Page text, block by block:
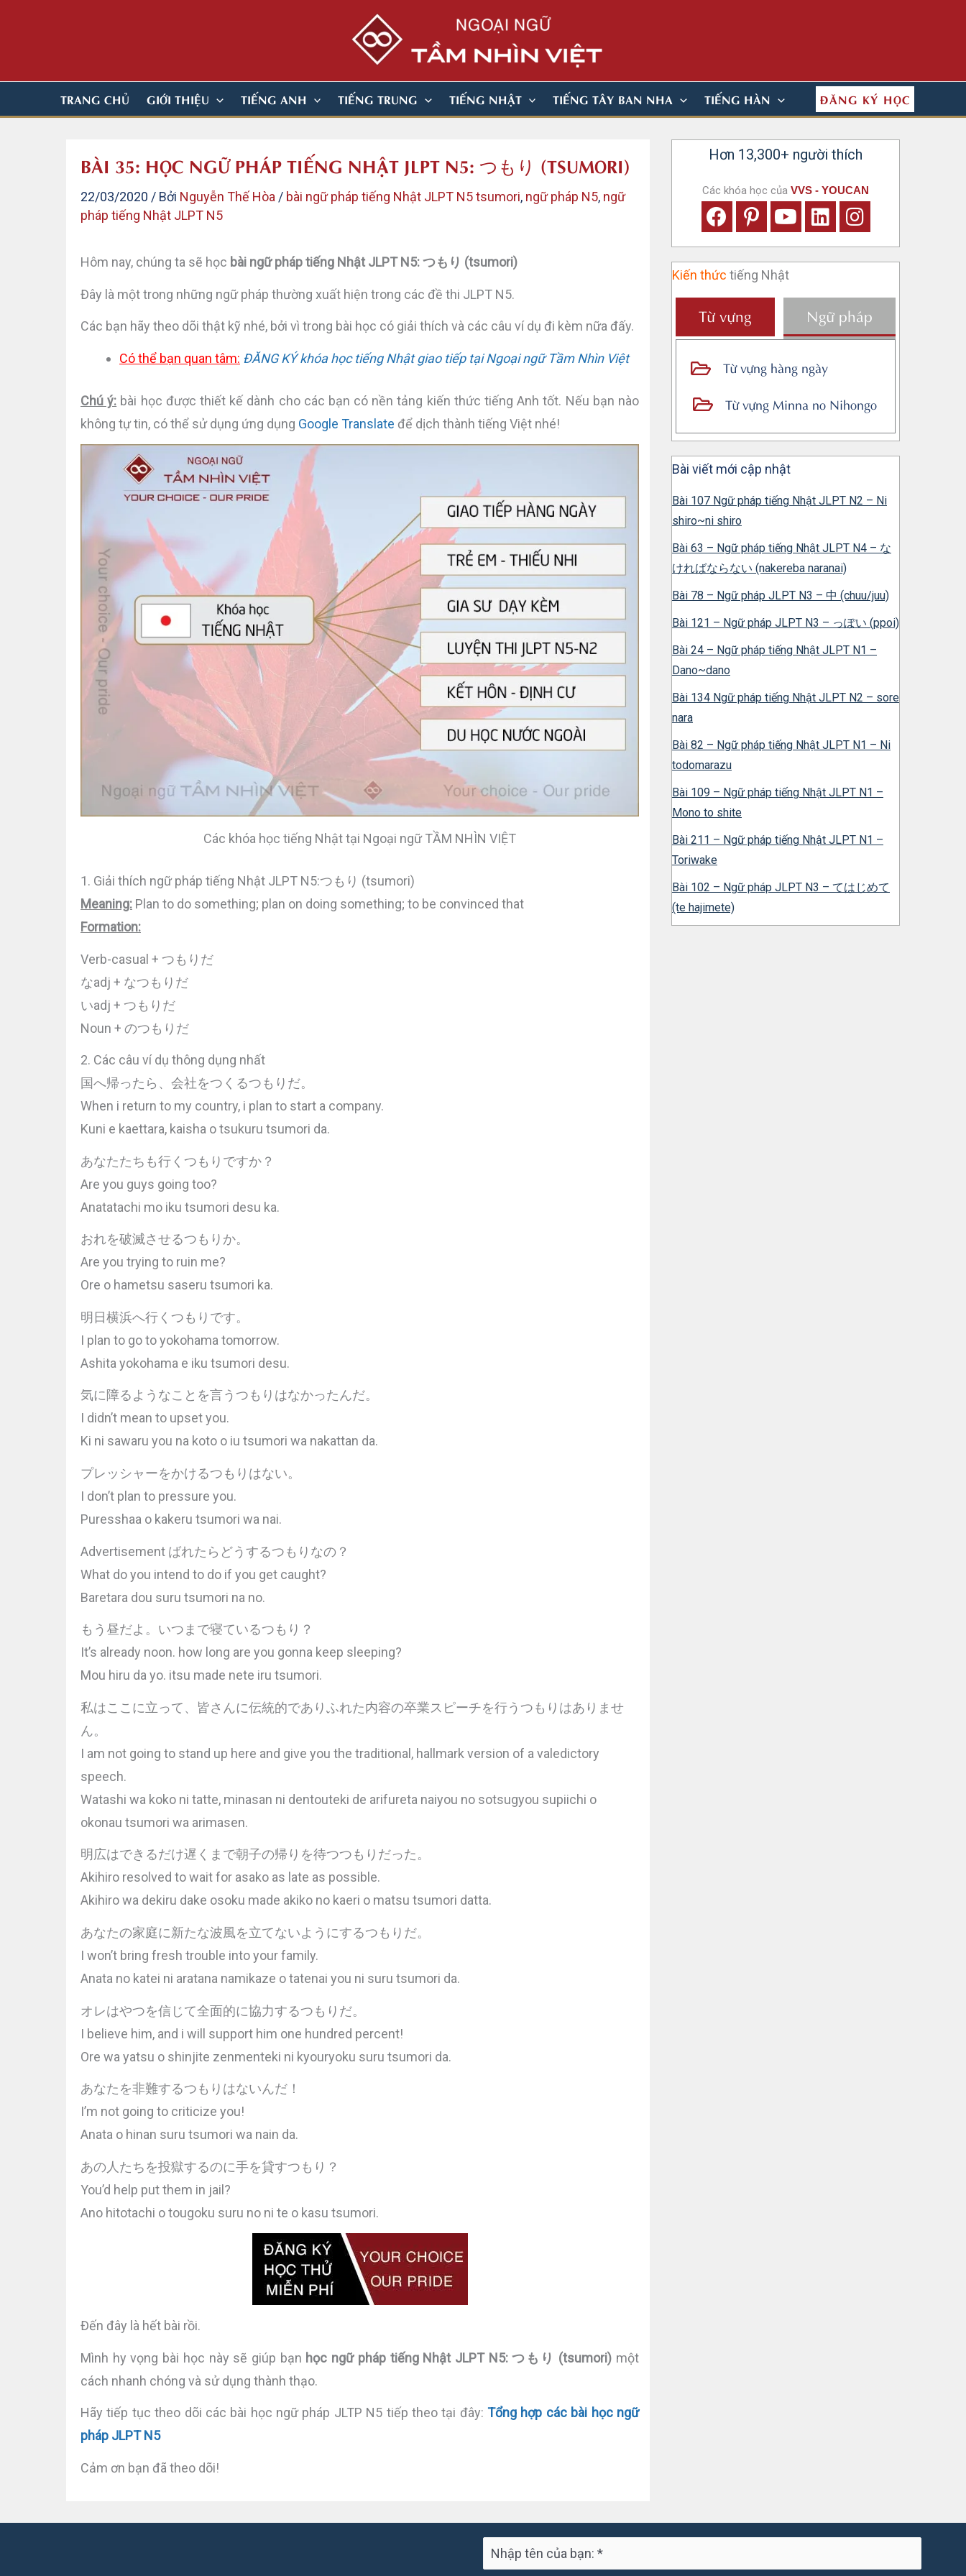
dung
TRANG CHỦ GIỚI THIỆU TIẾNG ANH TIẾNG TRUNG TIẾNG NHẬT TIẾNG TÂY BAN NHA TIẾNG HÀN ĐĂNG KÝ HỌC
BÀI 35: HỌC NGỮ PHÁP TIẾNG NHẬT JLPT N5: つもり (TSUMORI)
22/03/2020 / Bởi Nguyễn Thế Hòa / bài ngữ pháp tiếng Nhật JLPT N5 tsumori, ngữ pháp N5, ngữ
pháp tiếng Nhật JLPT N5
Hôm nay, chúng ta sẽ học bài ngữ pháp tiếng Nhật JLPT N5: つもり (tsumori)
Đây là một trong những ngữ pháp thường xuất hiện trong các đề thi JLPT N5.
Các bạn hãy theo dõi thật kỹ nhé, bởi vì trong bài học có giải thích và các câu ví dụ đi kèm nữa đấy.
Có thể bạn quan tâm: ĐĂNG KÝ khóa học tiếng Nhật giao tiếp tại Ngoại ngữ Tầm Nhìn Việt
Chú ý: bài học được thiết kế dành cho các bạn có nền tảng kiến thức tiếng Anh tốt. Nếu bạn nào
không tự tin, có thể sử dụng ứng dụng Google Translate để dịch thành tiếng Việt nhé!
Các khóa học tiếng Nhật tại Ngoại ngữ TẦM NHÌN VIỆT
1. Giải thích ngữ pháp tiếng Nhật JLPT N5:つもり (tsumori)
Meaning: Plan to do something; plan on doing something; to be convinced that
Formation:
Verb-casual + つもりだ
なadj + なつもりだ
いadj + つもりだ
Noun + のつもりだ
2. Các câu ví dụ thông dụng nhất
国へ帰ったら、会社をつくるつもりだ。
When i return to my country, i plan to start a company.
Kuni e kaettara, kaisha o tsukuru tsumori da.
あなたたちも行くつもりですか？
Are you guys going too?
Anatatachi mo iku tsumori desu ka.
おれを破滅させるつもりか。
Are you trying to ruin me?
Ore o hametsu saseru tsumori ka.
明日横浜へ行くつもりです。
I plan to go to yokohama tomorrow.
Ashita yokohama e iku tsumori desu.
気に障るようなことを言うつもりはなかったんだ。
I didn’t mean to upset you.
Ki ni sawaru you na koto o iu tsumori wa nakattan da.
プレッシャーをかけるつもりはない。
I don’t plan to pressure you.
Puresshaa o kakeru tsumori wa nai.
Advertisement ばれたらどうするつもりなの？
What do you intend to do if you get caught?
Baretara dou suru tsumori na no.
もう昼だよ。いつまで寝ているつもり？
It’s already noon. how long are you gonna keep sleeping?
Mou hiru da yo. itsu made nete iru tsumori.
私はここに立って、皆さんに伝統的でありふれた内容の卒業スピーチを行うつもりはありませ
ん。
I am not going to stand up here and give you the traditional, hallmark version of a valedictory
speech.
Watashi wa koko ni tatte, minasan ni dentouteki de arifureta naiyou no sotsugyou supiichi o
okonau tsumori wa arimasen.
明広はできるだけ遅くまで朝子の帰りを待つつもりだった。
Akihiro resolved to wait for asako as late as possible.
Akihiro wa dekiru dake osoku made akiko no kaeri o matsu tsumori datta.
あなたの家庭に新たな波風を立てないようにするつもりだ。
I won’t bring fresh trouble into your family.
Anata no katei ni aratana namikaze o tatenai you ni suru tsumori da.
オレはやつを信じて全面的に協力するつもりだ。
I believe him, and i will support him one hundred percent!
Ore wa yatsu o shinjite zenmenteki ni kyouryoku suru tsumori da.
あなたを非難するつもりはないんだ！
I’m not going to criticize you!
Anata o hinan suru tsumori wa nain da.
あの人たちを投獄するのに手を貸すつもり？
You’d help put them in jail?
Ano hitotachi o tougoku suru no ni te o kasu tsumori.
Đến đây là hết bài rồi.
Mình hy vọng bài học này sẽ giúp bạn học ngữ pháp tiếng Nhật JLPT N5: つもり (tsumori) một
cách nhanh chóng và sử dụng thành thạo.
Hãy tiếp tục theo dõi các bài học ngữ pháp JLTP N5 tiếp theo tại đây:Tổng hợp các bài học ngữ
pháp JLPT N5
Cảm ơn bạn đã theo dõi!
Hơn 13,300+ người thích
Các khóa học của VVS - YOUCAN
Kiến thức tiếng Nhật
Từ vựng Ngữ pháp
Từ vựng hàng ngày
Từ vựng Minna no Nihongo
Bài viết mới cập nhật
Bài 107 Ngữ pháp tiếng Nhật JLPT N2 – Ni
shiro~ni shiro
Bài 63 – Ngữ pháp tiếng Nhật JLPT N4 – な
ければならない (nakereba naranai)
Bài 78 – Ngữ pháp JLPT N3 – 中 (chuu/juu)
Bài 121 – Ngữ pháp JLPT N3 – っぽい (ppoi)
Bài 24 – Ngữ pháp tiếng Nhật JLPT N1 –
Dano~dano
Bài 134 Ngữ pháp tiếng Nhật JLPT N2 – sore
nara
Bài 82 – Ngữ pháp tiếng Nhật JLPT N1 – Ni
todomarazu
Bài 109 – Ngữ pháp tiếng Nhật JLPT N1 –
Mono to shite
Bài 211 – Ngữ pháp tiếng Nhật JLPT N1 –
Toriwake
Bài 102 – Ngữ pháp JLPT N3 – てはじめて
(te hajimete)